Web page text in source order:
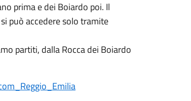
prima e dei Boiardo poi. Il
può accedere solo tramite
partiti, dalla Rocca dei Boiardo